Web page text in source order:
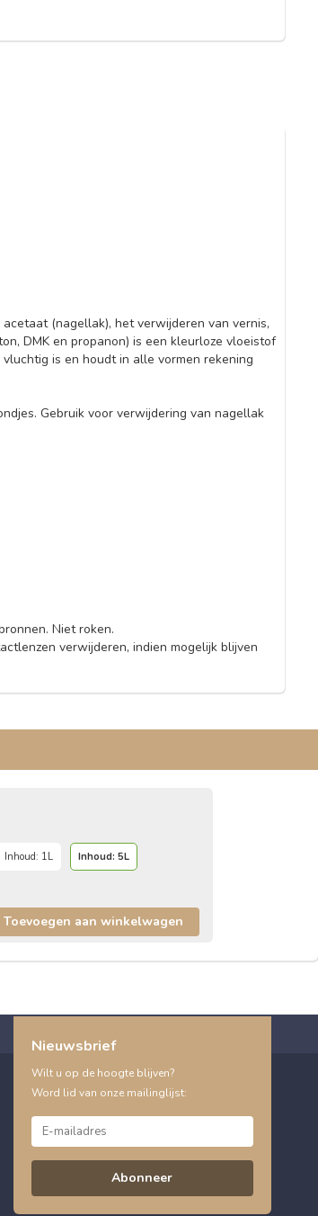
(nagellak), het verwijderen van vernis,
DMK en propanon) is een kleurloze vloeistof
is en houdt in alle vormen rekening
Gebruik voor verwijdering van nagellak
Niet roken.
verwijderen, indien mogelijk blijven
Inhoud: 1L Inhoud: 5L
Nieuwsbrief
Wilt u op de hoogte blijven?
Word lid van onze mailinglijst:
Abonneer